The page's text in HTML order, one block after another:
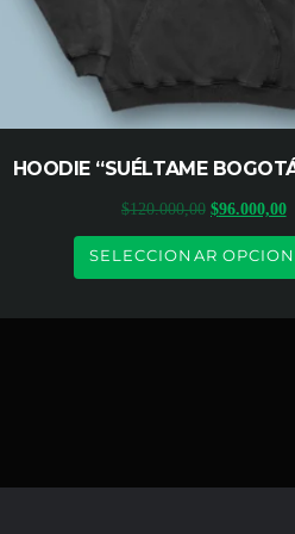
HOODIE “SUÉLTAME
$120.000,00 $96.000,00
SELECCIONAR